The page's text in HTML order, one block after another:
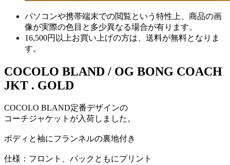
パソコンや携帯端末での閲覧という特性上、商品の画
像が実際の色目と多少異なる場合が有ります。
16,500円以上お買い上げの方は、 送料が無料となりま
す。
COCOLO BLAND / OG BONG COACH
JKT . GOLD
COCOLO BLAND定番デザインの
コーチジャケットが入荷しました。
ボディと袖にフランネルの裏地付き
仕様：フロント、バックともにプリント